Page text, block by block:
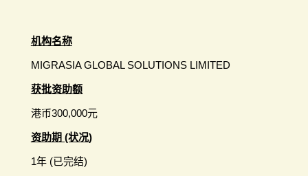
机构名称
MIGRASIA GLOBAL SOLUTIONS LIMITED
获批资助额
港币300,000元
资助期 (状况)
1年 (已完结)